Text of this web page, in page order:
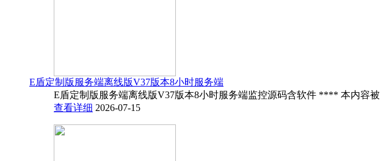
E盾定制版服务端离线版V37版本8小时服务端
E盾定制版服务端离线版V37版本8小时服务端监控源码含软件 **** 本内容被
查看详细 2026-07-15